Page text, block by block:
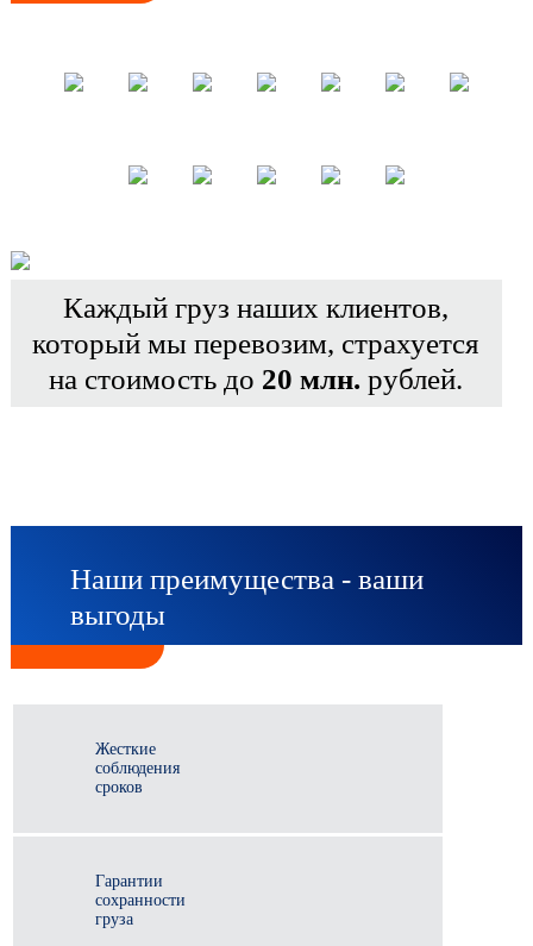
Каждый груз наших клиентов,
который мы перевозим, страхуется
на стоимость до 20 млн. рублей.
Наши преимущества - ваши
выгоды
Жесткие
соблюдения
сроков
Гарантии
сохранности
груза